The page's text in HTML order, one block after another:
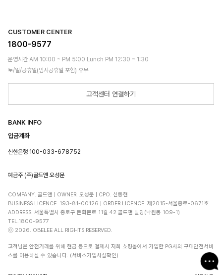
CUSTOMER CENTER
1800-9577
운영시간 AM 10:00 ~ PM 5:00 Lunch PM 12:30 ~ 1:30
토/일/공휴일(임시공휴일 포함) 휴무
고객센터 연결하기
BANK INFO
입금계좌
신한은행 100-033-678752
예금주 (주)골드앤 오성문
COMPANY. 골드앤 | OWNER. 오성문 | CPO. 신동현
BUSINESS LICENCE. 193-81-00126 | ORDER LICENCE. 제2015-서울종로-0671호
ADDRESS. 서울특별시 종로구 돈화문로 11길 42 골드앤 빌딩(낙원동 109-1)
TEL.1800-9577
ⓒ 2026. OBELEE ALL RIGHTS RESERVED.
고객님은 안전거래를 위해 현금 등으로 결제시 저희 쇼핑몰에서 가입한 PG사의 구매안전서비
스를 이용하실 수 있습니다. (서비스가입사실확인)